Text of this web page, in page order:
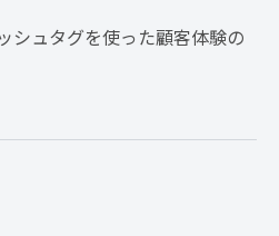
シュタグを使った顧客体験の